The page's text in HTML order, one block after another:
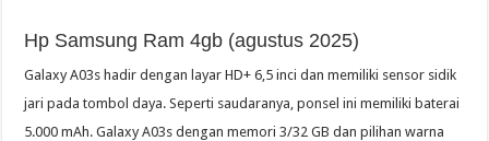
Hp Samsung Ram 4gb (agustus 2025)
Galaxy A03s hadir dengan layar HD+ 6,5 inci dan memiliki sensor sidik
jari pada tombol daya. Seperti saudaranya, ponsel ini memiliki baterai
5.000 mAh. Galaxy A03s dengan memori 3/32 GB dan pilihan warna